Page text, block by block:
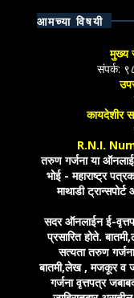
आमच्या विषयी
मुख्य
संपर्क:
कायदेशीर
R.N.I.
तरुण गर्जना या
भोई - महाराष्ट्र
माथाडी
सदर ऑनलाईन ई-
प्रसारित होते.
सत्यता तरुण
बातमी,लेख , मजकूर व
गर्जना वृत्तपत्र